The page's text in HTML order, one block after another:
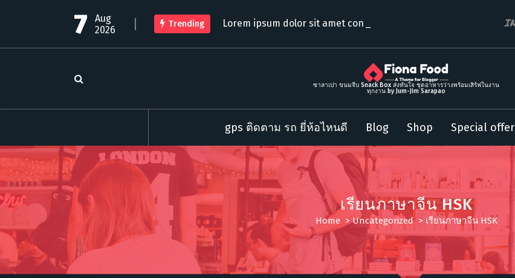
p
n
n
7
Aug
2026
Trending Lorem ipsum dolor sit amet consectet
ซาลาเปา ขนมจีบ Snack Box ส่งทันใจ ชุดอาหารว่างพร้อมเสิร์ฟในงาน
ทุกงาน by Jum-Jim Sarapao
gps ติดตาม รถ ยี่ห้อไหนดี Blog Shop Special offer
เรียนภาษาจีน HSK
Home >Uncategorized>เรียนภาษาจีน HSK